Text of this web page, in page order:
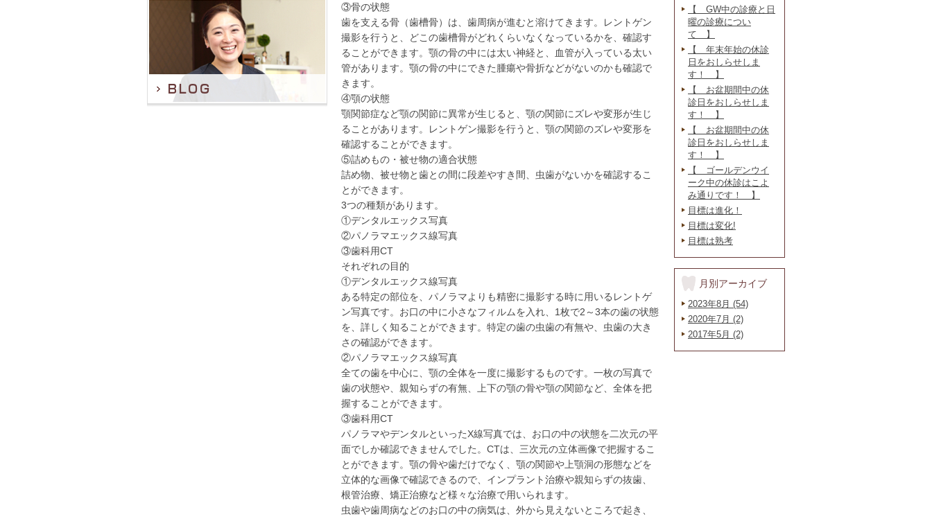
③骨の状態
歯を支える骨（歯槽骨）は、歯周病が進むと溶けてきます。レントゲン
撮影を行うと、どこの歯槽骨がどれくらいなくなっているかを、確認す
ることができます。顎の骨の中には太い神経と、血管が入っている太い
管があります。顎の骨の中にできた腫瘍や骨折などがないのかも確認で
きます。
④顎の状態
顎関節症など顎の関節に異常が生じると、顎の関節にズレや変形が生じ
ることがあります。レントゲン撮影を行うと、顎の関節のズレや変形を
確認することができます。
⑤詰めもの・被せ物の適合状態
詰め物、被せ物と歯との間に段差やすき間、虫歯がないかを確認するこ
とができます。
3つの種類があります。
①デンタルエックス写真
②パノラマエックス線写真
③歯科用CT
それぞれの目的
①デンタルエックス線写真
ある特定の部位を、パノラマよりも精密に撮影する時に用いるレントゲ
ン写真です。お口の中に小さなフィルムを入れ、1枚で2～3本の歯の状態
を、詳しく知ることができます。特定の歯の虫歯の有無や、虫歯の大き
さの確認ができます。
②パノラマエックス線写真
全ての歯を中心に、顎の全体を一度に撮影するものです。一枚の写真で
歯の状態や、親知らずの有無、上下の顎の骨や顎の関節など、全体を把
握することができます。
③歯科用CT
パノラマやデンタルといったX線写真では、お口の中の状態を二次元の平
面でしか確認できませんでした。CTは、三次元の立体画像で把握するこ
とができます。顎の骨や歯だけでなく、顎の関節や上顎洞の形態などを
立体的な画像で確認できるので、インプラント治療や親知らずの抜歯、
根管治療、矯正治療など様々な治療で用いられます。
虫歯や歯周病などのお口の中の病気は、外から見えないところで起き、
【 GW中の診療と日
曜の診療につい
て 】
【 年末年始の休診
日をおしらせしま
す！ 】
【 お盆期間中の休
診日をおしらせしま
す！ 】
【 お盆期間中の休
診日をおしらせしま
す！ 】
【 ゴールデンウイ
ーク中の休診はこよ
み通りです！ 】
目標は進化！
目標は変化!
目標は熟考
月別アーカイブ
2023年8月 (54)
2020年7月 (2)
2017年5月 (2)